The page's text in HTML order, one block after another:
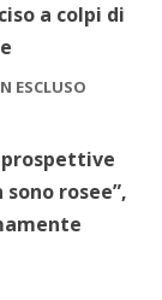
a colpi di
ESCLUSO
prospettive
sono rosee”,